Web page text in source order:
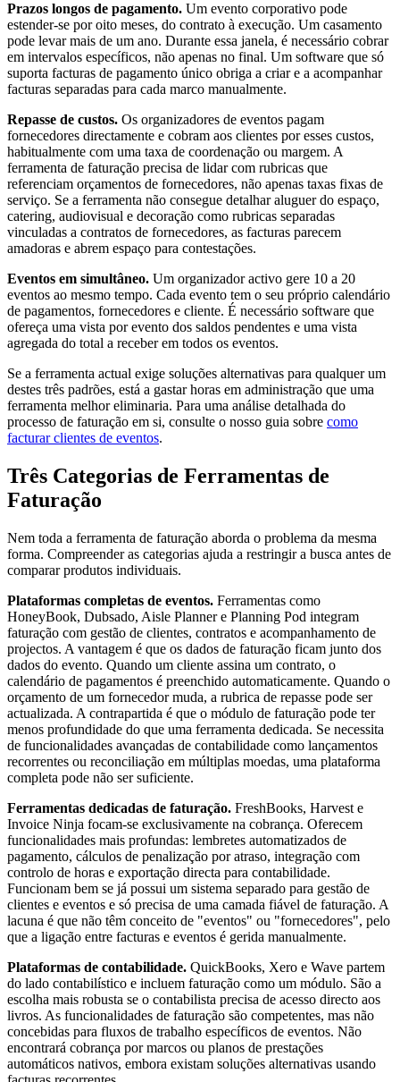
Prazos longos de pagamento. Um evento corporativo pode
estender-se por oito meses, do contrato à execução. Um casamento
pode levar mais de um ano. Durante essa janela, é necessário cobrar
em intervalos específicos, não apenas no final. Um software que só
suporta facturas de pagamento único obriga a criar e a acompanhar
facturas separadas para cada marco manualmente.
Repasse de custos. Os organizadores de eventos pagam
fornecedores directamente e cobram aos clientes por esses custos,
habitualmente com uma taxa de coordenação ou margem. A
ferramenta de faturação precisa de lidar com rubricas que
referenciam orçamentos de fornecedores, não apenas taxas fixas de
serviço. Se a ferramenta não consegue detalhar aluguer do espaço,
catering, audiovisual e decoração como rubricas separadas
vinculadas a contratos de fornecedores, as facturas parecem
amadoras e abrem espaço para contestações.
Eventos em simultâneo. Um organizador activo gere 10 a 20
eventos ao mesmo tempo. Cada evento tem o seu próprio calendário
de pagamentos, fornecedores e cliente. É necessário software que
ofereça uma vista por evento dos saldos pendentes e uma vista
agregada do total a receber em todos os eventos.
Se a ferramenta actual exige soluções alternativas para qualquer um
destes três padrões, está a gastar horas em administração que uma
ferramenta melhor eliminaria. Para uma análise detalhada do
processo de faturação em si, consulte o nosso guia sobre como
facturar clientes de eventos.
Três Categorias de Ferramentas de
Faturação
Nem toda a ferramenta de faturação aborda o problema da mesma
forma. Compreender as categorias ajuda a restringir a busca antes de
comparar produtos individuais.
Plataformas completas de eventos. Ferramentas como
HoneyBook, Dubsado, Aisle Planner e Planning Pod integram
faturação com gestão de clientes, contratos e acompanhamento de
projectos. A vantagem é que os dados de faturação ficam junto dos
dados do evento. Quando um cliente assina um contrato, o
calendário de pagamentos é preenchido automaticamente. Quando o
orçamento de um fornecedor muda, a rubrica de repasse pode ser
actualizada. A contrapartida é que o módulo de faturação pode ter
menos profundidade do que uma ferramenta dedicada. Se necessita
de funcionalidades avançadas de contabilidade como lançamentos
recorrentes ou reconciliação em múltiplas moedas, uma plataforma
completa pode não ser suficiente.
Ferramentas dedicadas de faturação. FreshBooks, Harvest e
Invoice Ninja focam-se exclusivamente na cobrança. Oferecem
funcionalidades mais profundas: lembretes automatizados de
pagamento, cálculos de penalização por atraso, integração com
controlo de horas e exportação directa para contabilidade.
Funcionam bem se já possui um sistema separado para gestão de
clientes e eventos e só precisa de uma camada fiável de faturação. A
lacuna é que não têm conceito de "eventos" ou "fornecedores", pelo
que a ligação entre facturas e eventos é gerida manualmente.
Plataformas de contabilidade. QuickBooks, Xero e Wave partem
do lado contabilístico e incluem faturação como um módulo. São a
escolha mais robusta se o contabilista precisa de acesso directo aos
livros. As funcionalidades de faturação são competentes, mas não
concebidas para fluxos de trabalho específicos de eventos. Não
encontrará cobrança por marcos ou planos de prestações
automáticos nativos, embora existam soluções alternativas usando